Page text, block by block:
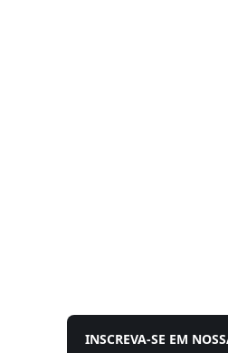
INSCREVA-SE EM